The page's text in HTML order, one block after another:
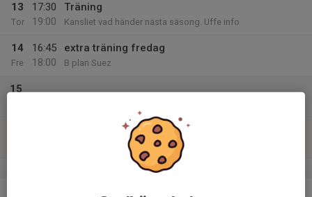
13
Tor
17:30
19:00
Träning
Kansliet vad händer nästa säsong. Uffe info
14
Fre
16:45
18:00
extra träning fredag
B plan Suez
15
v.42